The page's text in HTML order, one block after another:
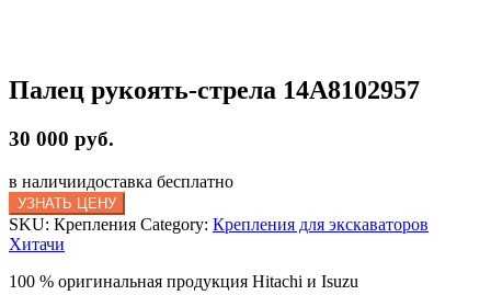
Палец рукоять-стрела 14A8102957
30 000 руб.
в наличиидоставка бесплатно
УЗНАТЬ ЦЕНУ
SKU: Крепления Category: Крепления для экскаваторов
Хитачи
100 % оригинальная продукция Hitachi и Isuzu